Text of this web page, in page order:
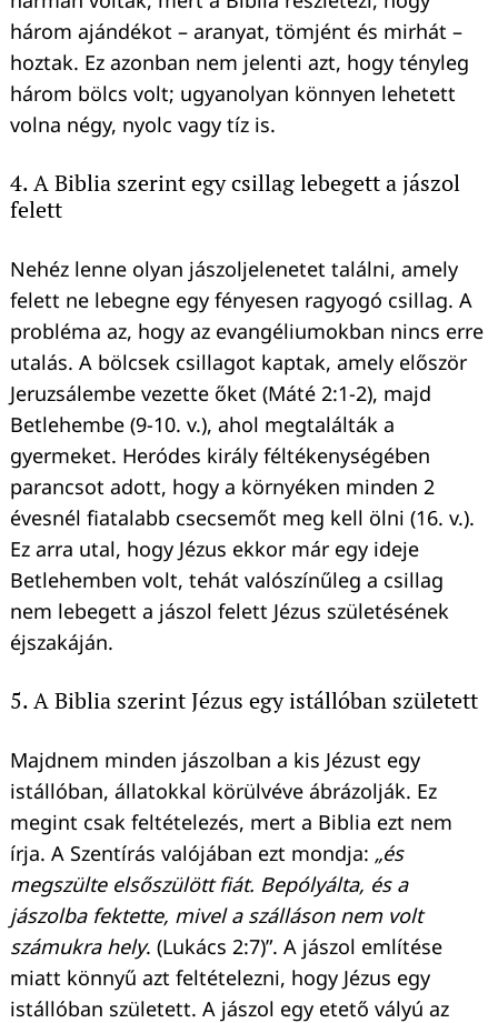
három ajándékot – aranyat, tömjént és mirhát –
hoztak. Ez azonban nem jelenti azt, hogy tényleg
három bölcs volt; ugyanolyan könnyen lehetett
volna négy, nyolc vagy tíz is.
4. A Biblia szerint egy csillag lebegett a jászol
felett
Nehéz lenne olyan jászoljelenetet találni, amely
felett ne lebegne egy fényesen ragyogó csillag. A
probléma az, hogy az evangéliumokban nincs erre
utalás. A bölcsek csillagot kaptak, amely először
Jeruzsálembe vezette őket (Máté 2:1-2), majd
Betlehembe (9-10. v.), ahol megtalálták a
gyermeket. Heródes király féltékenységében
parancsot adott, hogy a környéken minden 2
évesnél fiatalabb csecsemőt meg kell ölni (16. v.).
Ez arra utal, hogy Jézus ekkor már egy ideje
Betlehemben volt, tehát valószínűleg a csillag
nem lebegett a jászol felett Jézus születésének
éjszakáján.
5. A Biblia szerint Jézus egy istállóban született
Majdnem minden jászolban a kis Jézust egy
istállóban, állatokkal körülvéve ábrázolják. Ez
megint csak feltételezés, mert a Biblia ezt nem
írja. A Szentírás valójában ezt mondja: „és
megszülte elsőszülött fiát. Bepólyálta, és a
jászolba fektette, mivel a szálláson nem volt
számukra hely. (Lukács 2:7)”. A jászol említése
miatt könnyű azt feltételezni, hogy Jézus egy
istállóban született. A jászol egy etető vályú az